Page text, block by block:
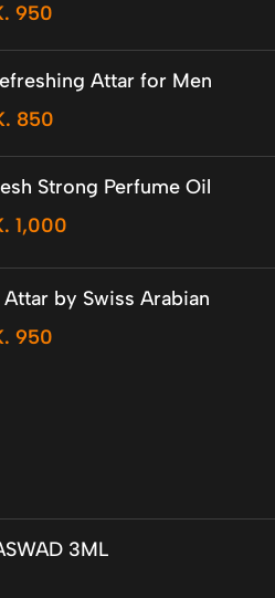
950
Attar for Men
850
Strong Perfume Oil
1,000
by Swiss Arabian
950
3ML